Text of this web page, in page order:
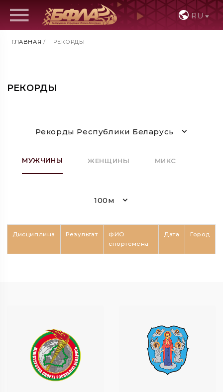
RU
ГЛАВНАЯ / РЕКОРДЫ
РЕКОРДЫ
Рекорды Республики Беларусь
МУЖЧИНЫ ЖЕНЩИНЫ МИКС
100м
Дисциплина Результат
ФИО
спортсмена
Дата Город